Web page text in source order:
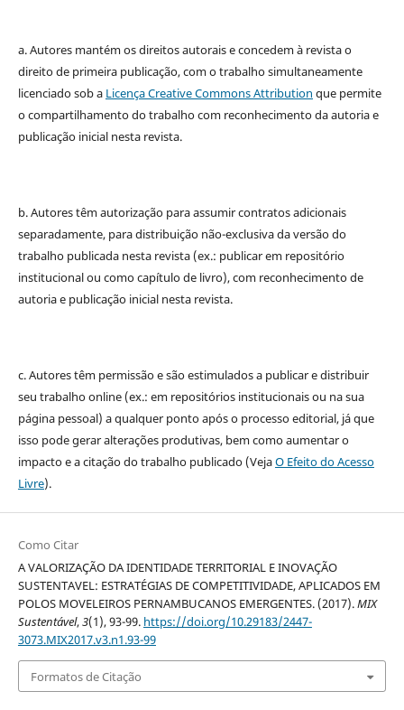
a. Autores mantém os direitos autorais e concedem à revista o
direito de primeira publicação, com o trabalho simultaneamente
licenciado sob a Licença Creative Commons Attribution que permite
o compartilhamento do trabalho com reconhecimento da autoria e
publicação inicial nesta revista.
b. Autores têm autorização para assumir contratos adicionais
separadamente, para distribuição não-exclusiva da versão do
trabalho publicada nesta revista (ex.: publicar em repositório
institucional ou como capítulo de livro), com reconhecimento de
autoria e publicação inicial nesta revista.
c. Autores têm permissão e são estimulados a publicar e distribuir
seu trabalho online (ex.: em repositórios institucionais ou na sua
página pessoal) a qualquer ponto após o processo editorial, já que
isso pode gerar alterações produtivas, bem como aumentar o
impacto e a citação do trabalho publicado (VejaO Efeito do Acesso
Livre).
Como Citar
A VALORIZAÇÃO DA IDENTIDADE TERRITORIAL E INOVAÇÃO
SUSTENTAVEL: ESTRATÉGIAS DE COMPETITIVIDADE, APLICADOS EM
POLOS MOVELEIROS PERNAMBUCANOS EMERGENTES. (2017).MIX
Sustentável,3(1), 93-99. https://doi.org/10.29183/2447-
3073.MIX2017.v3.n1.93-99
Formatos de Citação